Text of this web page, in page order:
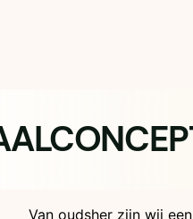
Van oudsher zijn wij